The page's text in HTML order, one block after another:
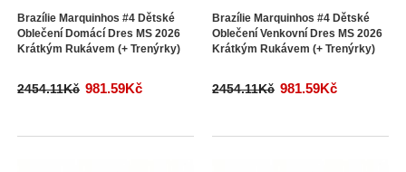
Brazílie Marquinhos #4 Dětské
Oblečení Domácí Dres MS 2026
Krátkým Rukávem (+ Trenýrky)
2454.11Kč 981.59Kč
Brazílie Marquinhos #4 Dětské
Oblečení Venkovní Dres MS 2026
Krátkým Rukávem (+ Trenýrky)
2454.11Kč 981.59Kč